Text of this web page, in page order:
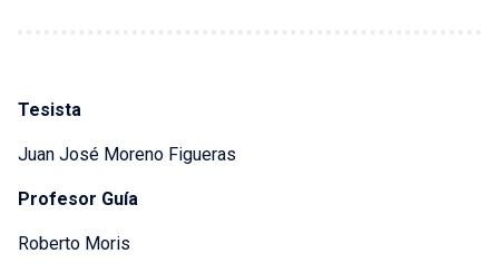
Tesista
Juan José Moreno Figueras
Profesor Guía
Roberto Moris